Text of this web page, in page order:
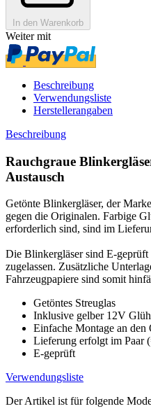
In den Warenkorb
Weiter mit
Beschreibung
Verwendungsliste
Herstellerangaben
Beschreibung
Rauchgraue
Austausch
Getönte Blinkergläser, der
gegen die Originalen. Farbige
erforderlich sind, sind im
Die Blinkergläser sind E-
zugelassen. Zusätzliche
Fahrzeugpapiere sind somit
Getöntes Streuglas
Inklusive gelber 12V
Einfache Montage an
Lieferung erfolgt im Paar
E-geprüft
Verwendungsliste
Der Artikel ist für folgende